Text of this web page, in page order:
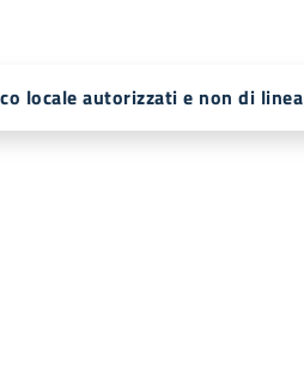
locale autorizzati e non di linea